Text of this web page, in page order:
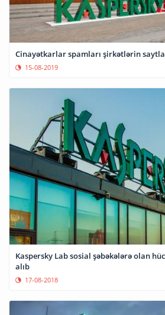
Cinayətkarlar spamları şirkətlərin
15-08-2019
Kaspersky Lab sosial şəbəkələrə olan
alıb
17-08-2018